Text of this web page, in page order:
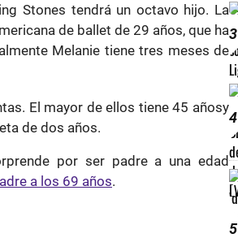
Stones tendrá un octavo hijo. La
de ballet de 29 años, que ha
Melanie tiene tres meses de
El mayor de ellos tiene 45 añosy
de dos años.
por ser padre a una edad
a los 69 años.
3
4
5